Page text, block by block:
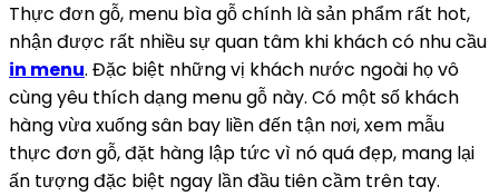
Thực đơn gỗ, menu bìa gỗ chính là sản phẩm rất hot,
nhận được rất nhiều sự quan tâm khi khách có nhu cầu
in menu. Đặc biệt những vị khách nước ngoài họ vô
cùng yêu thích dạng menu gỗ này. Có một số khách
hàng vừa xuống sân bay liền đến tận nơi, xem mẫu
thực đơn gỗ, đặt hàng lập tức vì nó quá đẹp, mang lại
ấn tượng đặc biệt ngay lần đầu tiên cầm trên tay.